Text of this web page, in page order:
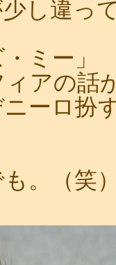
し違っ
ミー」
アの話
ーロ扮
も。（笑